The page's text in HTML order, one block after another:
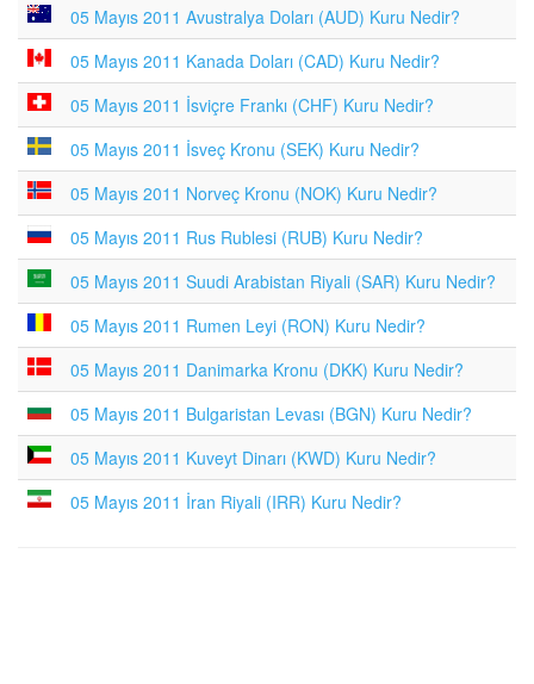
05 Mayıs 2011 Avustralya Doları (AUD) Kuru Nedir?
05 Mayıs 2011 Kanada Doları (CAD) Kuru Nedir?
05 Mayıs 2011 İsviçre Frankı (CHF) Kuru Nedir?
05 Mayıs 2011 İsveç Kronu (SEK) Kuru Nedir?
05 Mayıs 2011 Norveç Kronu (NOK) Kuru Nedir?
05 Mayıs 2011 Rus Rublesi (RUB) Kuru Nedir?
05 Mayıs 2011 Suudi Arabistan Riyali (SAR) Kuru Nedir?
05 Mayıs 2011 Rumen Leyi (RON) Kuru Nedir?
05 Mayıs 2011 Danimarka Kronu (DKK) Kuru Nedir?
05 Mayıs 2011 Bulgaristan Levası (BGN) Kuru Nedir?
05 Mayıs 2011 Kuveyt Dinarı (KWD) Kuru Nedir?
05 Mayıs 2011 İran Riyali (IRR) Kuru Nedir?